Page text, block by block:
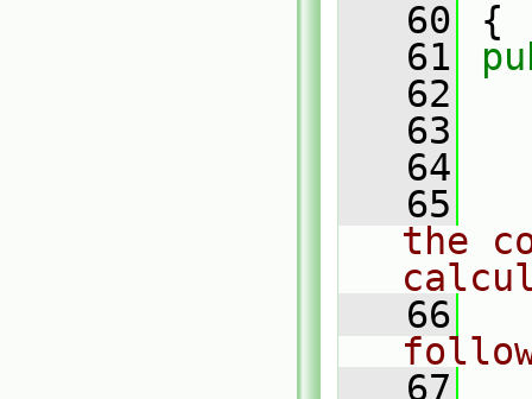
   60
{
   61
   62
   63
   64
   65
the
   66
   67